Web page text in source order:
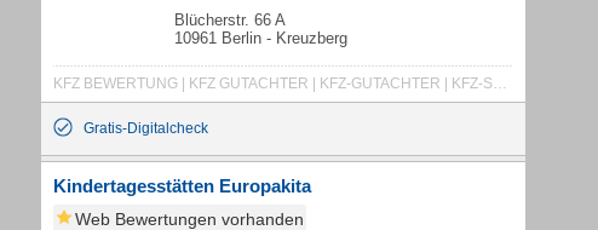
Blücherstr. 66 A
10961 Berlin - Kreuzberg
KFZ BEWERTUNG | KFZ GUTACHTER | KFZ-GUTACHTER | KFZ-SACHVERSTÄNDIGER | GUTACHTER | SACHVERSTÄNDIGER
Gratis-Digitalcheck
Kindertagesstätten Europakita
Web Bewertungen vorhanden